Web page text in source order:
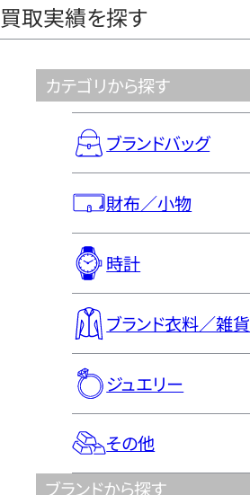
買取実績を探す
カテゴリから探す
ブランドバッグ
財布／小物
時計
ブランド衣料／雑貨
ジュエリー
その他
ブランドから探す